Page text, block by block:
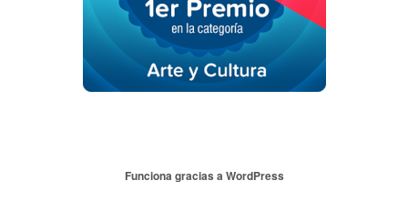
Funciona gracias a WordPress